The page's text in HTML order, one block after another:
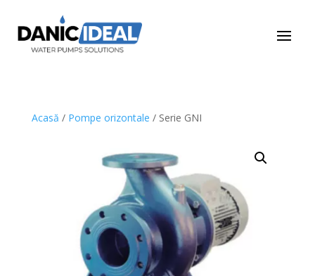
Acasă / Pompe orizontale / Serie GNI